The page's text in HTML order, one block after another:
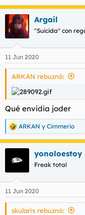
Argail
"Suicida" con
11 Jun 2020
ARKAN rebuznó:
Qué envidia joder
R
e
a
e
s
ARKAN y Cimmerio
yonoloestoy
Freak total
11 Jun 2020
skularis rebuznó: